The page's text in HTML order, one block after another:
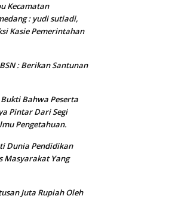
Kecamatan
: yudi sutiadi,
Kasie Pemerintahan
: Berikan Santunan
Bahwa Peserta
Pintar Dari Segi
Pengetahuan.
Dunia Pendidikan
Masyarakat Yang
Juta Rupiah Oleh